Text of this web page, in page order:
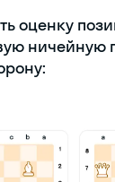
оценку
ничейную